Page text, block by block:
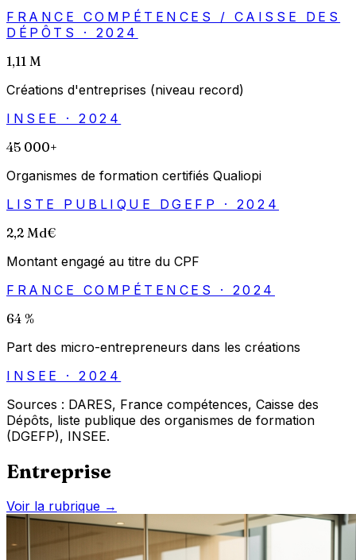
FRANCE COMPÉTENCES / CAISSE DES
DÉPÔTS · 2024
1,11 M
Créations d'entreprises (niveau record)
INSEE · 2024
45 000+
Organismes de formation certifiés Qualiopi
LISTE PUBLIQUE DGEFP · 2024
2,2 Md€
Montant engagé au titre du CPF
FRANCE COMPÉTENCES · 2024
64 %
Part des micro-entrepreneurs dans les créations
INSEE · 2024
Sources : DARES, France compétences, Caisse des
Dépôts, liste publique des organismes de formation
(DGEFP), INSEE.
Entreprise
Voir la rubrique →